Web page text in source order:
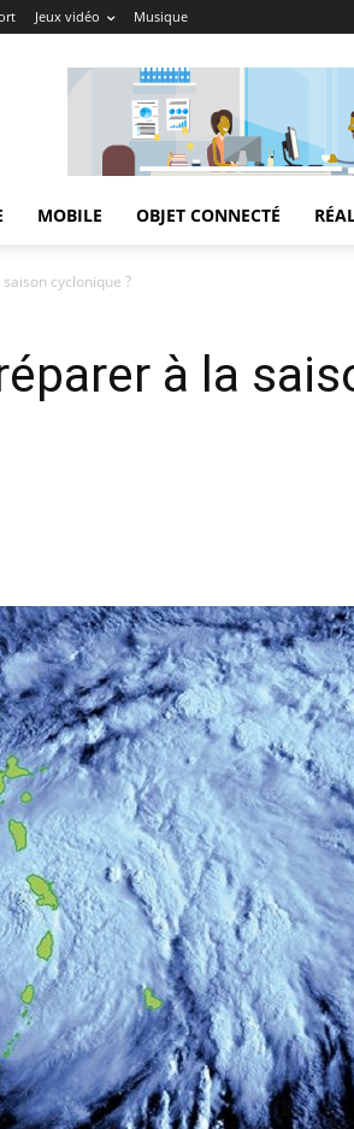
Jeux vidéo Musique
MOBILE OBJET CONNECTÉ
cyclonique ?
à la